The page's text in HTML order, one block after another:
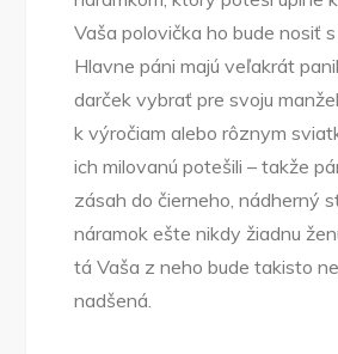
Vaša polovička ho bude nosiť
Hlavne páni majú veľakrát
darček vybrať pre svoju
k výročiam alebo rôznym
ich milovanú potešili – takže
zásah do čierneho, nádherný
náramok ešte nikdy žiadnu
tá Vaša z neho bude takisto
nadšená.